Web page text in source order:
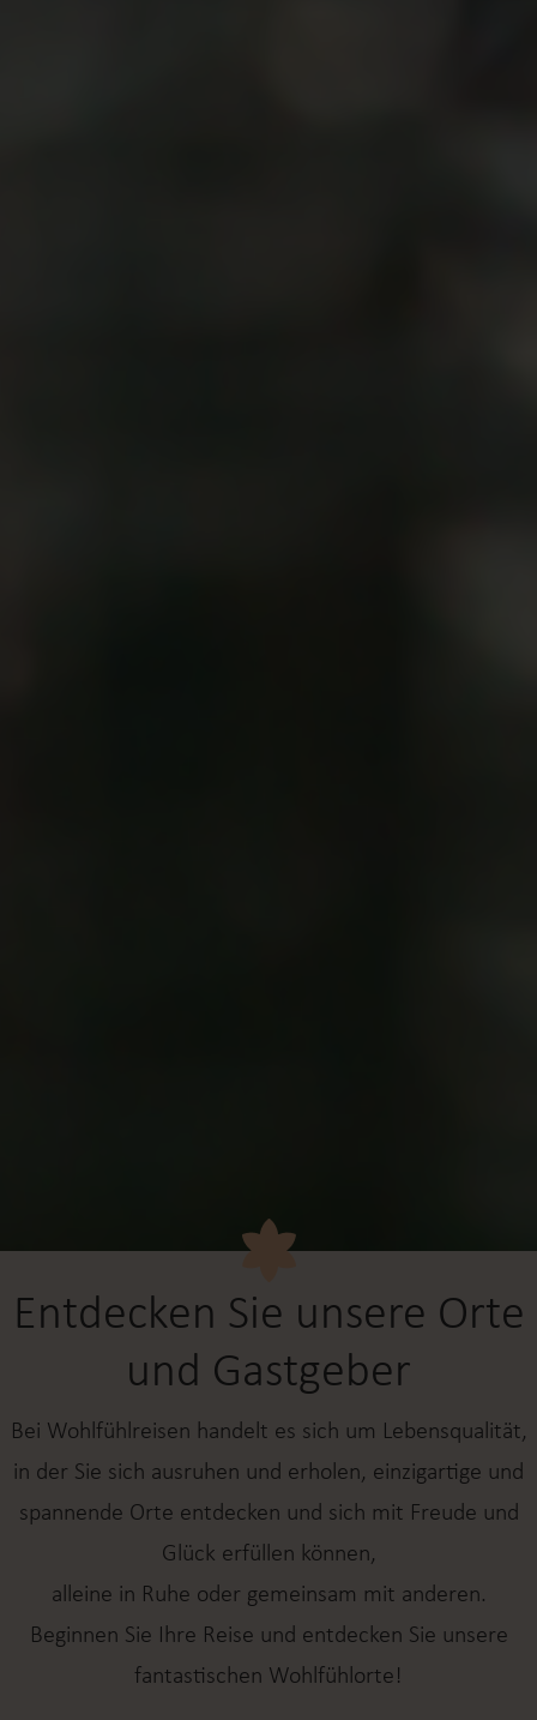
Entdecken Sie unsere Orte
und Gastgeber
Bei Wohlfühlreisen handelt es sich um Lebensqualität,
in der Sie sich ausruhen und erholen, einzigartige und
spannende Orte entdecken und sich mit Freude und
Glück erfüllen können,
alleine in Ruhe oder gemeinsam mit anderen.
Beginnen Sie Ihre Reise und entdecken Sie unsere
fantastischen Wohlfühlorte!